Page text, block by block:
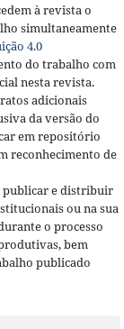
à revista o
simultaneamente
4.0
do trabalho com
nesta revista.
adicionais
da versão do
em repositório
reconhecimento de
publicar e distribuir
ou na sua
o processo
bem
publicado